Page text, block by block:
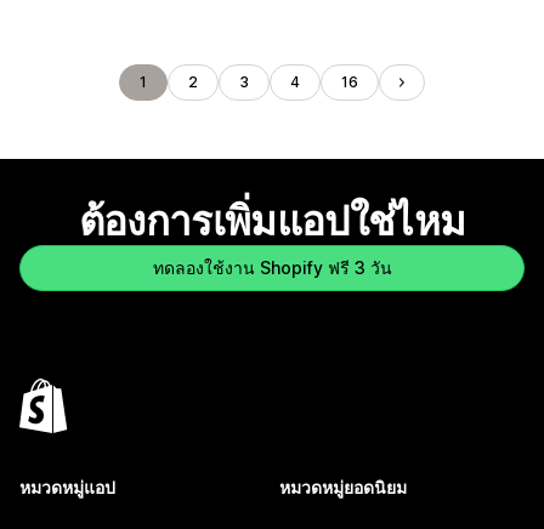
1 2 3 4 16
ต้องการเพิ่มแอปใช่ไหม
ทดลองใช้งาน Shopify ฟรี 3 วัน
หมวดหมู่แอป หมวดหมู่ยอดนิยม